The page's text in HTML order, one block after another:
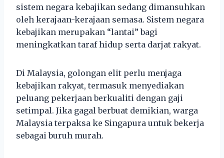
sistem negara kebajikan sedang dimansuhkan
oleh kerajaan-kerajaan semasa. Sistem negara
kebajikan merupakan “lantai” bagi
meningkatkan taraf hidup serta darjat rakyat.
Di Malaysia, golongan elit perlu menjaga
kebajikan rakyat, termasuk menyediakan
peluang pekerjaan berkualiti dengan gaji
setimpal. Jika gagal berbuat demikian, warga
Malaysia terpaksa ke Singapura untuk bekerja
sebagai buruh murah.